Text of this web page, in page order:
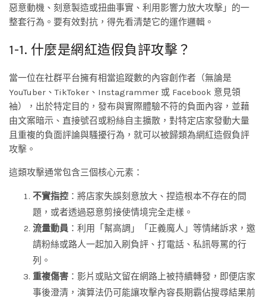
惡意動機、刻意製造或扭曲事實、利用影響力放大攻擊」的一
整套行為。要有效對抗，得先看清楚它的運作邏輯。
1-1. 什麼是網紅造假負評攻擊？
當一位在社群平台擁有相當追蹤數的內容創作者（無論是
YouTuber、TikToker、Instagrammer 或 Facebook 意見領
袖），出於特定目的，發布與實際體驗不符的負面內容，並藉
由文案暗示、直接號召或粉絲自主擴散，對特定店家發動大量
且重複的負面評論與騷擾行為，就可以被歸類為網紅造假負評
攻擊。
這類攻擊通常包含三個核心元素：
不實指控 ：將店家失誤刻意放大、捏造根本不存在的問
題，或者透過惡意剪接使情境完全走樣。
流量動員 ：利用「幫高調」「正義魔人」等情緒訴求，邀
請粉絲或路人一起加入刷負評、打電話、私訊辱罵的行
列。
重複傷害 ：影片或貼文留在網路上被持續轉發，即便店家
事後澄清，演算法仍可能讓攻擊內容長期霸佔搜尋結果前